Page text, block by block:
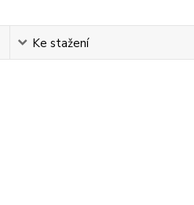
Ke stažení